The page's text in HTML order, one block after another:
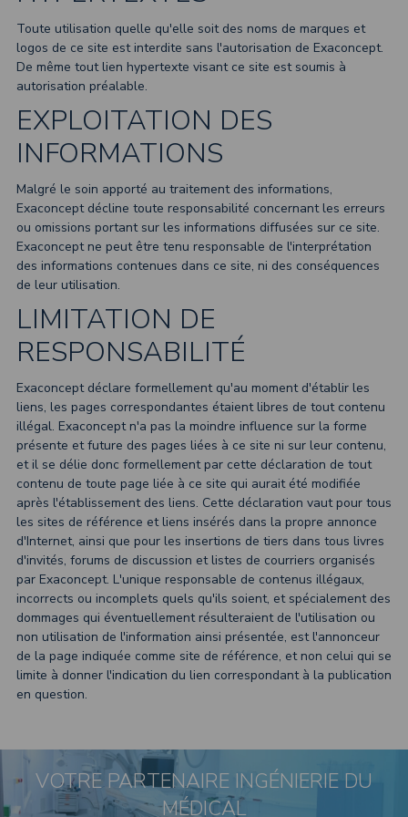
Toute utilisation quelle qu'elle soit des noms de marques et
logos de ce site est interdite sans l'autorisation de Exaconcept.
De même tout lien hypertexte visant ce site est soumis à
autorisation préalable.
EXPLOITATION DES
INFORMATIONS
Malgré le soin apporté au traitement des informations,
Exaconcept décline toute responsabilité concernant les erreurs
ou omissions portant sur les informations diffusées sur ce site.
Exaconcept ne peut être tenu responsable de l'interprétation
des informations contenues dans ce site, ni des conséquences
de leur utilisation.
LIMITATION DE
RESPONSABILITÉ
Exaconcept déclare formellement qu'au moment d'établir les
liens, les pages correspondantes étaient libres de tout contenu
illégal. Exaconcept n'a pas la moindre influence sur la forme
présente et future des pages liées à ce site ni sur leur contenu,
et il se délie donc formellement par cette déclaration de tout
contenu de toute page liée à ce site qui aurait été modifiée
après l'établissement des liens. Cette déclaration vaut pour tous
les sites de référence et liens insérés dans la propre annonce
d'Internet, ainsi que pour les insertions de tiers dans tous livres
d'invités, forums de discussion et listes de courriers organisés
par Exaconcept. L'unique responsable de contenus illégaux,
incorrects ou incomplets quels qu'ils soient, et spécialement des
dommages qui éventuellement résulteraient de l'utilisation ou
non utilisation de l'information ainsi présentée, est l'annonceur
de la page indiquée comme site de référence, et non celui qui se
limite à donner l'indication du lien correspondant à la publication
en question.
VOTRE PARTENAIRE INGÉNIERIE DU
MÉDICAL